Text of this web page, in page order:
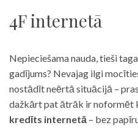
4F internetā
Nepieciešama nauda, tieši
gadījums? Nevajag ilgi
nostādīt neērtā situācijā –
dažkārt pat ātrāk ir noformēt
kredīts internetā – bez